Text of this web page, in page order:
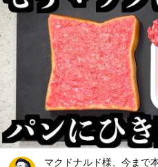
マクドナルド様、今まで